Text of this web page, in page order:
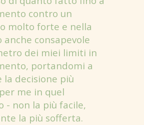
contro un
molto forte e nella
anche consapevole
dei miei limiti in
portandomi a
la decisione più
me in quel
- non la più facile,
la più sofferta.